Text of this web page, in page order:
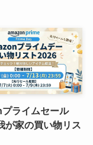
ライムセール
が家の買い物リス